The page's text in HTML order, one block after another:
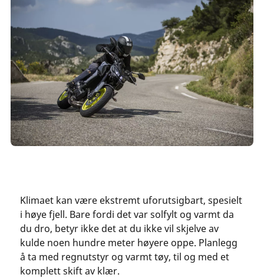
Klimaet kan være ekstremt uforutsigbart, spesielt
i høye fjell. Bare fordi det var solfylt og varmt da
du dro, betyr ikke det at du ikke vil skjelve av
kulde noen hundre meter høyere oppe. Planlegg
å ta med regnutstyr og varmt tøy, til og med et
komplett skift av klær.